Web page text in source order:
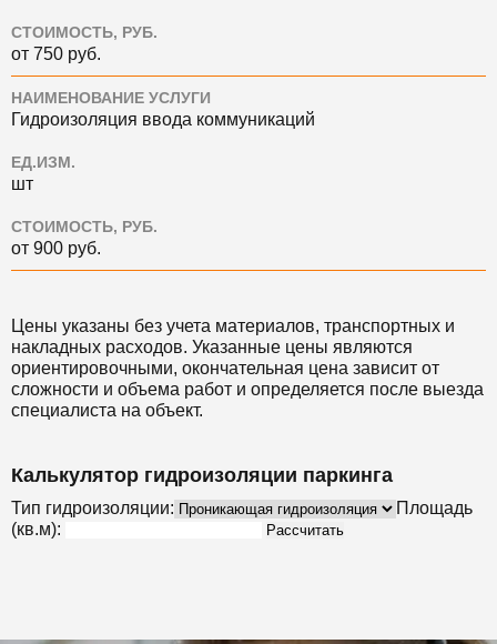
СТОИМОСТЬ, РУБ.
от 750 руб.
НАИМЕНОВАНИЕ УСЛУГИ
Гидроизоляция ввода коммуникаций
ЕД.ИЗМ.
шт
СТОИМОСТЬ, РУБ.
от 900 руб.
Цены указаны без учета материалов, транспортных и
накладных расходов. Указанные цены являются
ориентировочными, окончательная цена зависит от
сложности и объема работ и определяется после выезда
специалиста на объект.
Калькулятор гидроизоляции паркинга
Тип гидроизоляции:
Площадь
(кв.м):
Рассчитать